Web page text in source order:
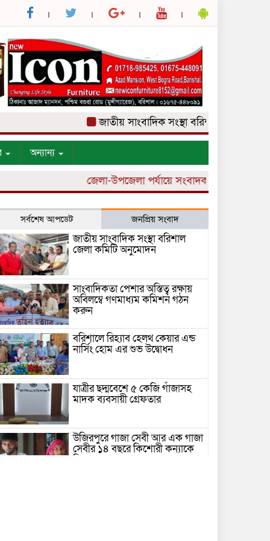
জাতীয় সাংবাদিক সংস্থা বরিশাল জেলা কমিটি
অন্যান্য
জেলা-উপজেলা পর্যায়ে সংবাদকর্মী নিয়োগ চলছে।
সর্বশেষ আপডেট জনপ্রিয় সংবাদ
জাতীয় সাংবাদিক সংস্থা বরিশাল
জেলা কমিটি অনুমোদন
সাংবাদিকতা পেশার অস্তিত্ব রক্ষায়
অবিলম্বে গণমাধ্যম কমিশন গঠন
করুন
বরিশালে রিহ্যাব হেলথ কেয়ার এন্ড
নার্সিং হোম এর শুভ উদ্বোধন
যাত্রীর ছদ্মবেশে ৫ কেজি গাঁজাসহ
মাদক ব্যবসায়ী গ্রেফতার
উজিরপুরে গাজা সেবী আর এক গাজা
সেবীর ১৪ বছরে কিশোরী কন্যাকে
বিয়ে, এলাকায় তোলপাড়